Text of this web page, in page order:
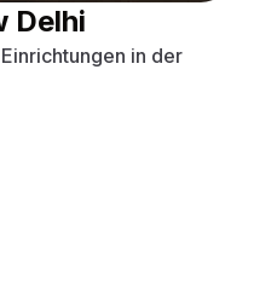
Delhi
in der